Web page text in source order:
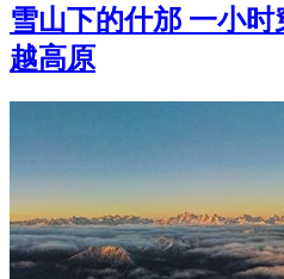
雪山下的什邡 一小
越高原